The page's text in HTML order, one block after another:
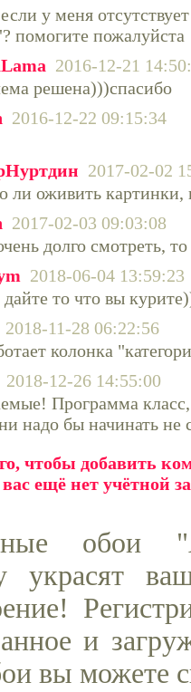
у меня
помогите пожалуйста
2016-12-21
решена)))спасибо
2016-12-22 09:15:34
2017-02-02
ли оживить картинки,
2017-02-03 09:03:08
долго смотреть,
2018-06-04 13:59:23
то что вы
2018-11-28 06:22:56
колонка
2018-12-26 14:55:00
Программа
надо бы начинать не
чтобы добавить
ещё нет учётной
украсят
и
вы можете